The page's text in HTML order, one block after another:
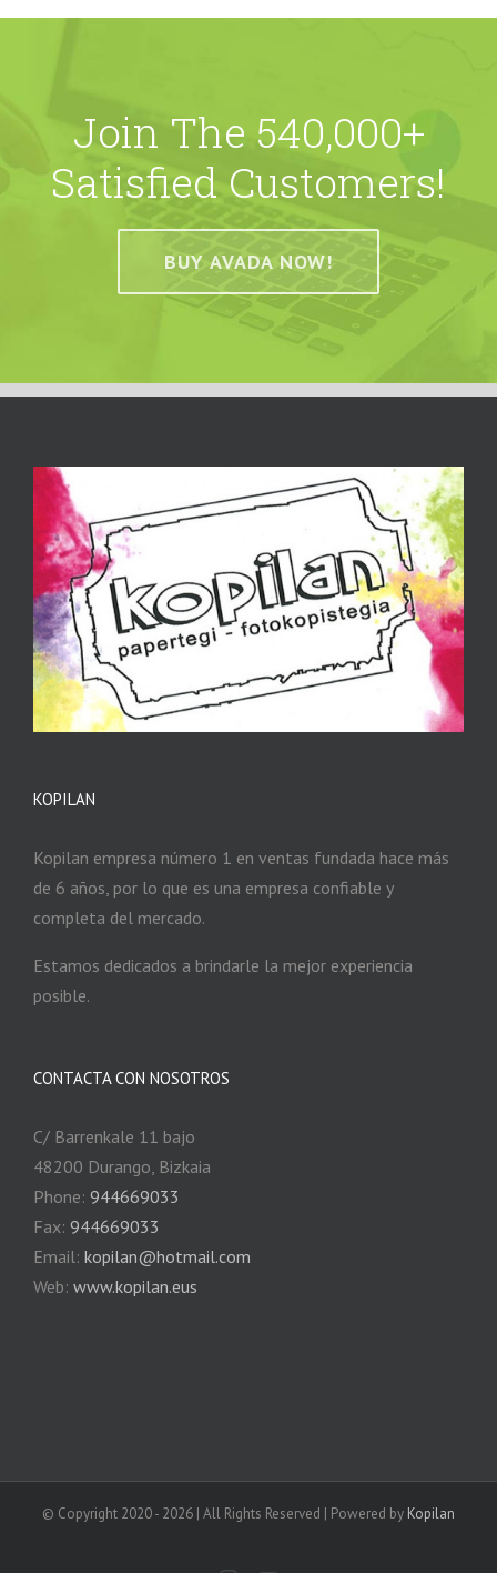
Join The 540,000+
Satisfied Customers!
BUY AVADA NOW!
KOPILAN
Kopilan empresa número 1 en ventas fundada hace más
de 6 años, por lo que es una empresa confiable y
completa del mercado.
Estamos dedicados a brindarle la mejor experiencia
posible.
CONTACTA CON NOSOTROS
C/ Barrenkale 11 bajo
48200 Durango, Bizkaia
Phone: 944669033
Fax: 944669033
Email: kopilan@hotmail.com
Web: www.kopilan.eus
© Copyright 2020 - 2026 | All Rights Reserved | Powered by Kopilan